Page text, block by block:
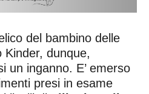
del bambino delle
Kinder, dunque,
un inganno. E’ emerso
presi in esame